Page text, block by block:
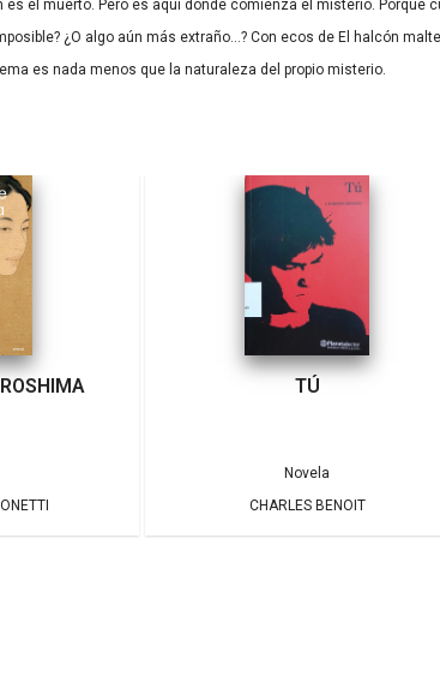
el muerto. Pero es aquí donde comienza el misterio. Porque
¿O algo aún más extraño…? Con ecos de El halcón
es nada menos que la naturaleza del propio misterio.
TÚ
Novela
CHARLES BENOIT